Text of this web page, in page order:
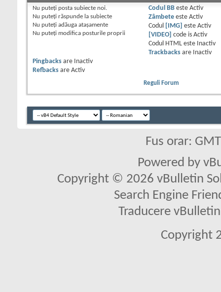
Nu puteţi posta subiecte noi.
Nu puteţi răspunde la subiecte
Nu puteţi adăuga ataşamente
Nu puteţi modifica posturile proprii
Codul BBeste Activ
Zâmbeteeste Activ
Codul
[IMG] este Activ
[VIDEO]
code is Activ
Codul HTML este
Inactiv
Trackbacksare
Inactiv
Pingbacks are
Inactiv
Refbacks are Activ
Reguli Forum
Fus orar:
Powered by
Copyright © 2026 vBulletin
Search Engine
Traducere
Copyright